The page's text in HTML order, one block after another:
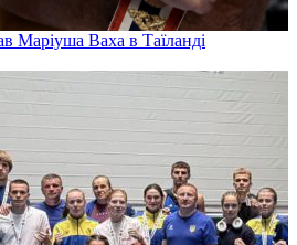
Маріуша Ваха в Таїланді